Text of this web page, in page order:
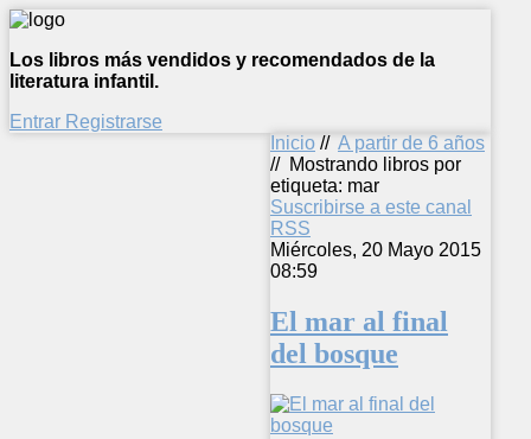
Los libros más vendidos y recomendados de la
literatura infantil.
Entrar Registrarse
Inicio // A partir de 6 años
// Mostrando libros por
etiqueta: mar
Suscribirse a este canal
RSS
Miércoles, 20 Mayo 2015
08:59
El mar al final
del bosque